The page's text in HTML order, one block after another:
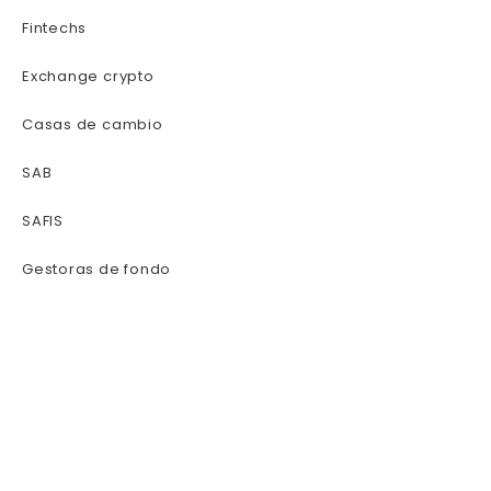
Fintechs
Exchange crypto
Casas de cambio
SAB
SAFIS
Gestoras de fondo